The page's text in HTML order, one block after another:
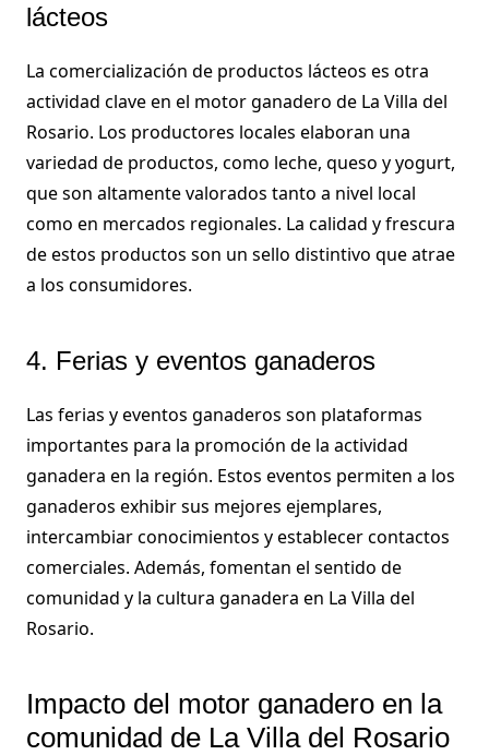
lácteos
La comercialización de productos lácteos es otra
actividad clave en el motor ganadero de La Villa del
Rosario. Los productores locales elaboran una
variedad de productos, como leche, queso y yogurt,
que son altamente valorados tanto a nivel local
como en mercados regionales. La calidad y frescura
de estos productos son un sello distintivo que atrae
a los consumidores.
4. Ferias y eventos ganaderos
Las ferias y eventos ganaderos son plataformas
importantes para la promoción de la actividad
ganadera en la región. Estos eventos permiten a los
ganaderos exhibir sus mejores ejemplares,
intercambiar conocimientos y establecer contactos
comerciales. Además, fomentan el sentido de
comunidad y la cultura ganadera en La Villa del
Rosario.
Impacto del motor ganadero en la
comunidad de La Villa del Rosario